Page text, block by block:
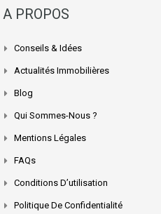
A PROPOS
Conseils & Idées
Actualités Immobilières
Blog
Qui Sommes-Nous ?
Mentions Légales
FAQs
Conditions D’utilisation
Politique De Confidentialité